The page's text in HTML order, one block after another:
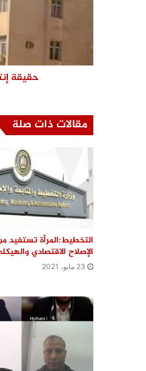
حقيقة
مقالات ذات صلة
التخطيط:المرأة تستفيد
الإصلاح الاقتصادي
23 مايو، 2021